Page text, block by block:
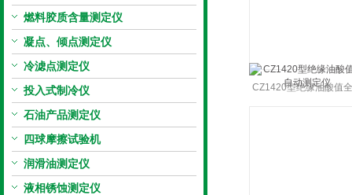
燃料胶质含量测定仪
凝点、倾点测定仪
冷滤点测定仪
投入式制冷仪
石油产品测定仪
四球摩擦试验机
润滑油测定仪
液相锈蚀测定仪
CZ1420型绝缘油酸值